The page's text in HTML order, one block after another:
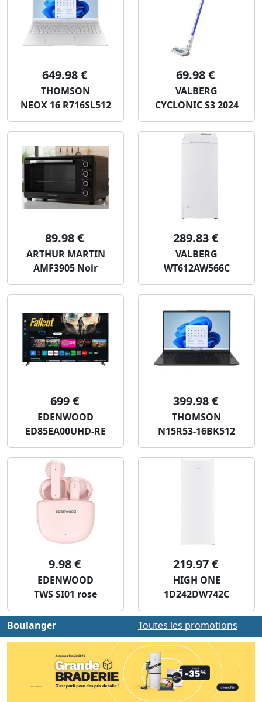
649.98 €
THOMSON
NEOX 16 R716SL512
69.98 €
VALBERG
CYCLONIC S3 2024
89.98 €
ARTHUR MARTIN
AMF3905 Noir
289.83 €
VALBERG
WT612AW566C
699 €
EDENWOOD
ED85EA00UHD-RE
399.98 €
THOMSON
N15R53-16BK512
9.98 €
EDENWOOD
TWS SI01 rose
219.97 €
HIGH ONE
1D242DW742C
Boulanger Toutes les promotions